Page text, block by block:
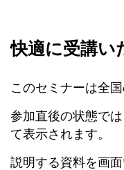
快適に受講い
このセミナーは全
参加直後の状態で
て表示されます。
説明する資料を画